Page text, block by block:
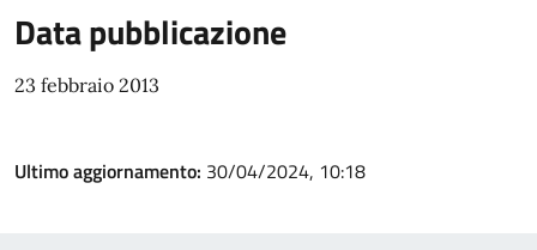
Data pubblicazione
23 febbraio 2013
Ultimo aggiornamento: 30/04/2024, 10:18